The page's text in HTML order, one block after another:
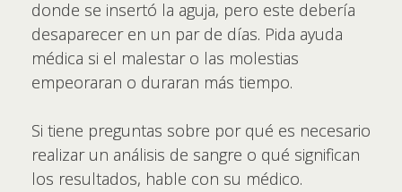
donde se insertó la aguja, pero este debería
desaparecer en un par de días. Pida ayuda
médica si el malestar o las molestias
empeoraran o duraran más tiempo.
Si tiene preguntas sobre por qué es necesario
realizar un análisis de sangre o qué significan
los resultados, hable con su médico.